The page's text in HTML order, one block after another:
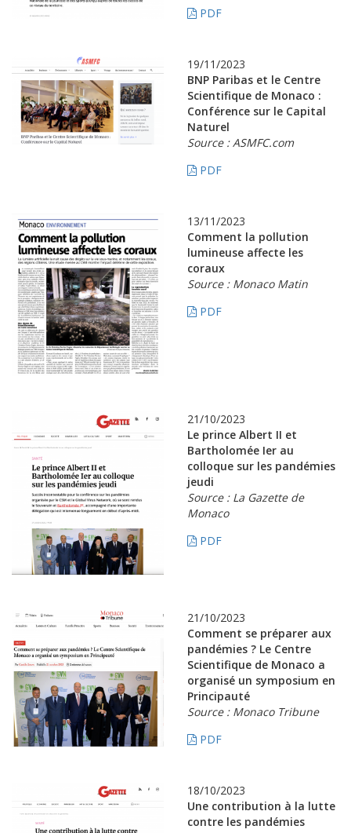
PDF
19/11/2023
BNP Paribas et le Centre
Scientifique de Monaco :
Conférence sur le Capital
Naturel
Source : ASMFC.com
PDF
13/11/2023
Comment la pollution
lumineuse affecte les
coraux
Source : Monaco Matin
PDF
21/10/2023
Le prince Albert II et
Bartholomée Ier au
colloque sur les pandémies
jeudi
Source : La Gazette de
Monaco
PDF
21/10/2023
Comment se préparer aux
pandémies ? Le Centre
Scientifique de Monaco a
organisé un symposium en
Principauté
Source : Monaco Tribune
PDF
18/10/2023
Une contribution à la lutte
contre les pandémies